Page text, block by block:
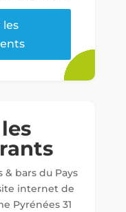
les
& bars du Pays
internet de
Pyrénées 31